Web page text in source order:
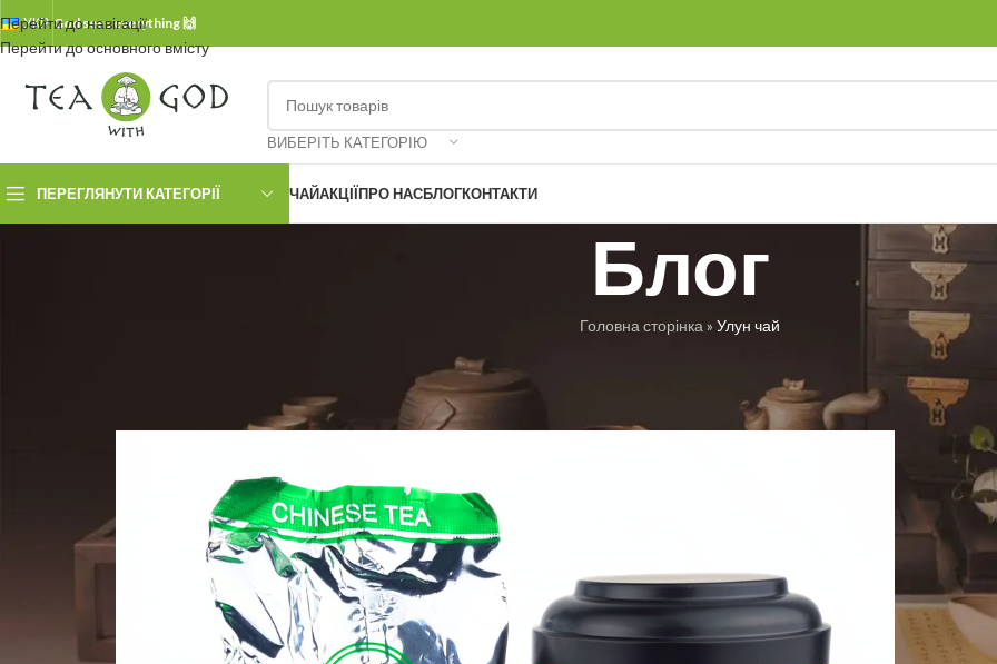
Перейти до навігації
Перейти до основного вмісту
УКР.God sees everything 🙌
ВИБЕРІТЬ КАТЕГОРІЮ
ПЕРЕГЛЯНУТИ КАТЕГОРІЇ ЧАЙАКЦІЇПРО НАСБЛОГКОНТАКТИ
Блог
Головна сторінка » Улун чай
Улун чай
Опубліковано Любовь Троян